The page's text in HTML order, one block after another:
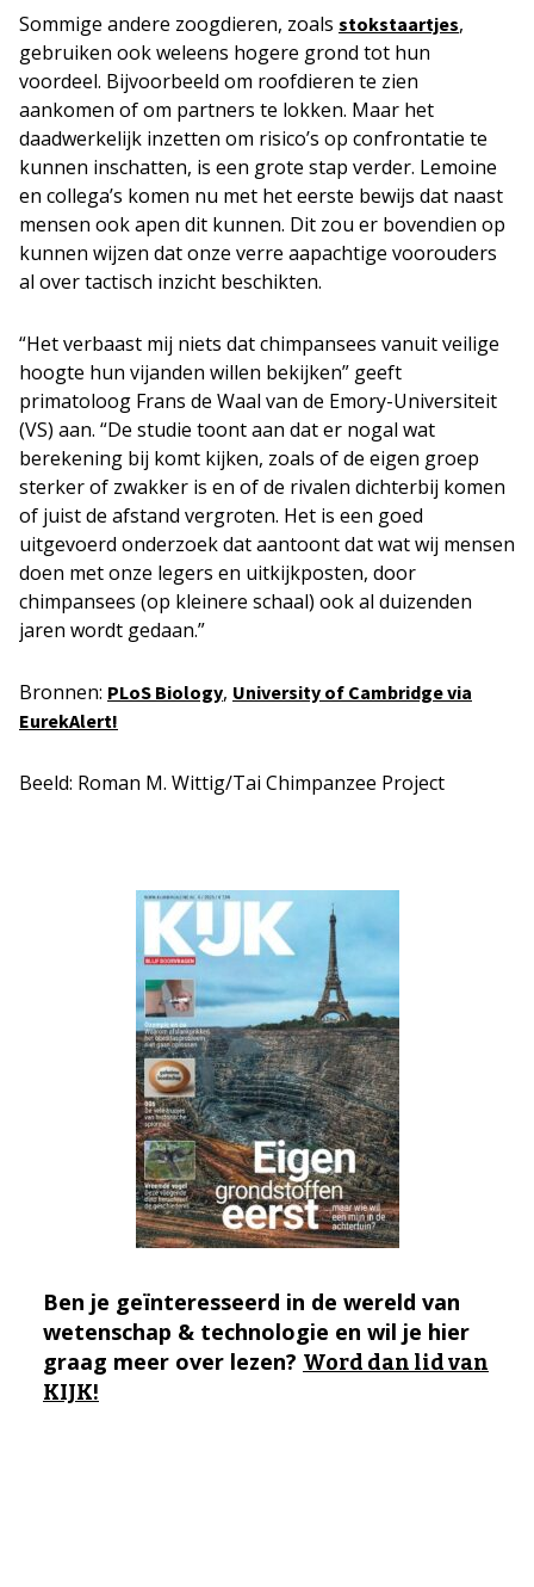
Sommige andere zoogdieren, zoals stokstaartjes,
gebruiken ook weleens hogere grond tot hun
voordeel. Bijvoorbeeld om roofdieren te zien
aankomen of om partners te lokken. Maar het
daadwerkelijk inzetten om risico’s op confrontatie te
kunnen inschatten, is een grote stap verder. Lemoine
en collega’s komen nu met het eerste bewijs dat naast
mensen ook apen dit kunnen. Dit zou er bovendien op
kunnen wijzen dat onze verre aapachtige voorouders
al over tactisch inzicht beschikten.
“Het verbaast mij niets dat chimpansees vanuit veilige
hoogte hun vijanden willen bekijken” geeft
primatoloog Frans de Waal van de Emory-Universiteit
(VS) aan. “De studie toont aan dat er nogal wat
berekening bij komt kijken, zoals of de eigen groep
sterker of zwakker is en of de rivalen dichterbij komen
of juist de afstand vergroten. Het is een goed
uitgevoerd onderzoek dat aantoont dat wat wij mensen
doen met onze legers en uitkijkposten, door
chimpansees (op kleinere schaal) ook al duizenden
jaren wordt gedaan.”
Bronnen: PLoS Biology, University of Cambridge via
EurekAlert!
Beeld: Roman M. Wittig/Tai Chimpanzee Project
Ben je geïnteresseerd in de wereld van
wetenschap & technologie en wil je hier
graag meer over lezen? Word dan lid van
KIJK!